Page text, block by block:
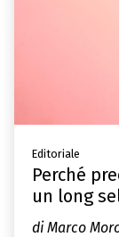
Editoriale
Perché
un long
di Marco